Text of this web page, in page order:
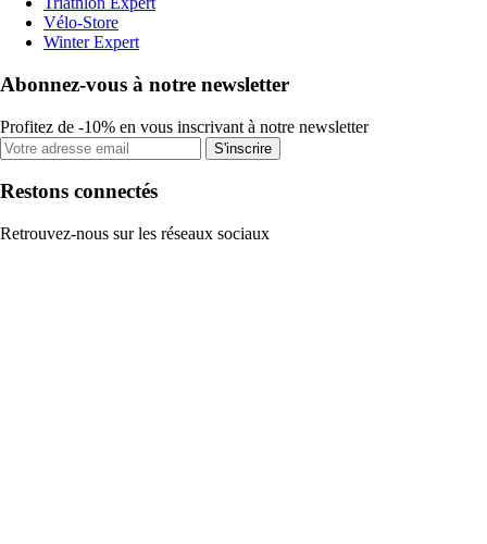
Vélo-Store
Winter Expert
Abonnez-vous à notre newsletter
Profitez de -10% en vous inscrivant à notre newsletter
S'inscrire
Restons connectés
Retrouvez-nous sur les réseaux sociaux